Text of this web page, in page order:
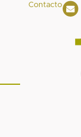
Contacto